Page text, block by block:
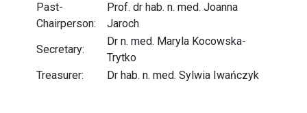
Past-
Chairperson:
Prof. dr hab. n. med. Joanna
Jaroch
Secretary:
Dr n. med. Maryla Kocowska-
Trytko
Treasurer:
Dr hab. n. med. Sylwia Iwańczyk